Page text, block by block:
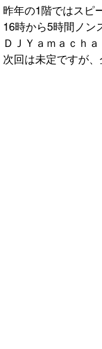
昨年の1階ではスピ
16時から5時間ノン
ＤＪＹａｍａｃｈ
次回は未定ですが